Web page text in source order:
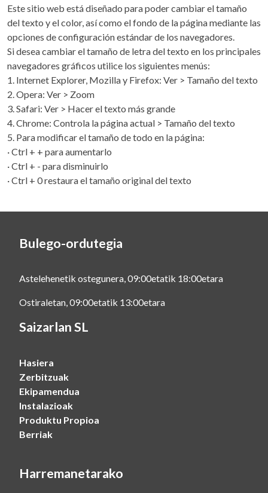
Este sitio web está diseñado para poder cambiar el tamaño
del texto y el color, así como el fondo de la página mediante las
opciones de configuración estándar de los navegadores.
Si desea cambiar el tamaño de letra del texto en los principales
navegadores gráficos utilice los siguientes menús:
1. Internet Explorer, Mozilla y Firefox: Ver > Tamaño del texto
2. Opera: Ver > Zoom
3. Safari: Ver > Hacer el texto más grande
4. Chrome: Controla la página actual > Tamaño del texto
5. Para modificar el tamaño de todo en la página:
· Ctrl + + para aumentarlo
· Ctrl + - para disminuirlo
· Ctrl + 0 restaura el tamaño original del texto
Bulego-ordutegia
Astelehenetik ostegunera, 09:00etatik 18:00etara
Ostiraletan, 09:00etatik 13:00etara
Saizarlan SL
Hasiera
Zerbitzuak
Ekipamendua
Instalazioak
Produktu Propioa
Berriak
Harremanetarako